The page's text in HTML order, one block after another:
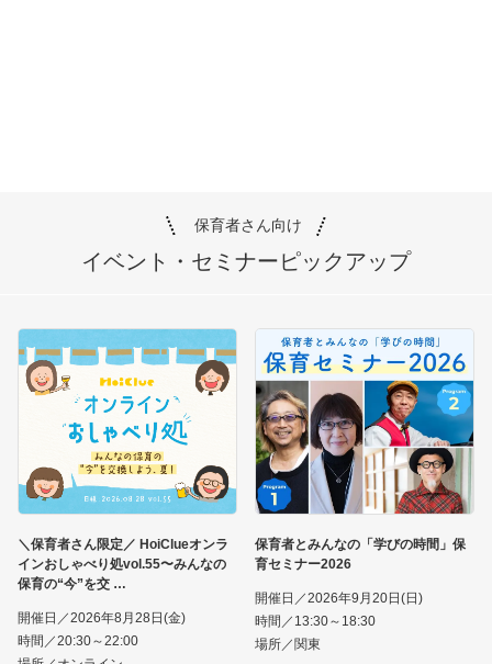
保育者さん向け
イベント・セミナーピックアップ
＼保育者さん限定／ HoiClueオンラ
インおしゃべり処vol.55〜みんなの
保育の“今”を交
開催日／2026年8月28日(金)
時間／20:30～22:00
保育者とみんなの「学びの時間」保
育セミナー2026
開催日／2026年9月20日(日)
時間／13:30～18:30
場所／関東